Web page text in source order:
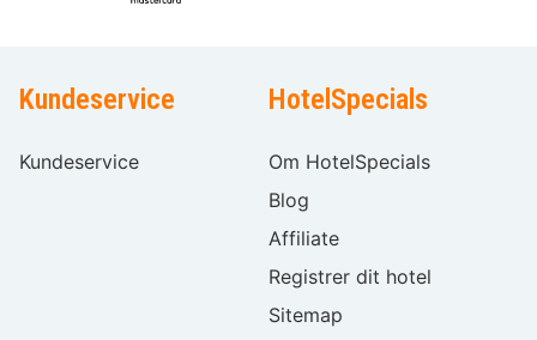
Kundeservice
Kundeservice
HotelSpecials
Om HotelSpecials
Blog
Affiliate
Registrer dit hotel
Sitemap